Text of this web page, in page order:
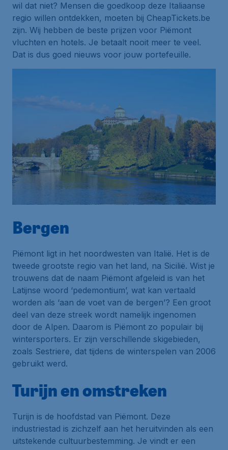
wil dat niet? Mensen die goedkoop deze Italiaanse
regio willen ontdekken, moeten bij CheapTickets.be
zijn. Wij hebben de beste prijzen voor Piëmont
vluchten en hotels. Je betaalt nooit meer te veel.
Dat is dus goed nieuws voor jouw portefeuille.
Bergen
Piëmont ligt in het noordwesten van Italië. Het is de
tweede grootste regio van het land, na Sicilië. Wist je
trouwens dat de naam Piëmont afgeleid is van het
Latijnse woord ‘pedemontium’, wat kan vertaald
worden als ‘aan de voet van de bergen’? Een groot
deel van deze streek wordt namelijk ingenomen
door de Alpen. Daarom is Piëmont zo populair bij
wintersporters. Er zijn verschillende skigebieden,
zoals Sestriere, dat tijdens de winterspelen van 2006
gebruikt werd.
Turijn en omstreken
Turijn is de hoofdstad van Piëmont. Deze
industriestad is zichzelf aan het heruitvinden als een
uitstekende cultuurbestemming. Je vindt er een